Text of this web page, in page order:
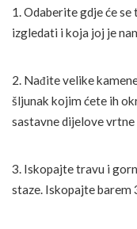
1. Odaberite gdje će
izgledati i koja joj je
2. Nađite velike
šljunak kojim ćete ih
sastavne dijelove vrtne
3. Iskopajte travu i
staze. Iskopajte barem